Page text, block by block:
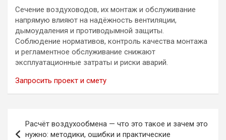
Сечение воздуховодов, их монтаж и обслуживание
напрямую влияют на надёжность вентиляции,
дымоудаления и противодымной защиты.
Соблюдение нормативов, контроль качества монтажа
и регламентное обслуживание снижают
эксплуатационные затраты и риски аварий.
Запросить проект и смету
по
Расчёт воздухообмена — что это такое и зачем это
нужно: методики, ошибки и практические